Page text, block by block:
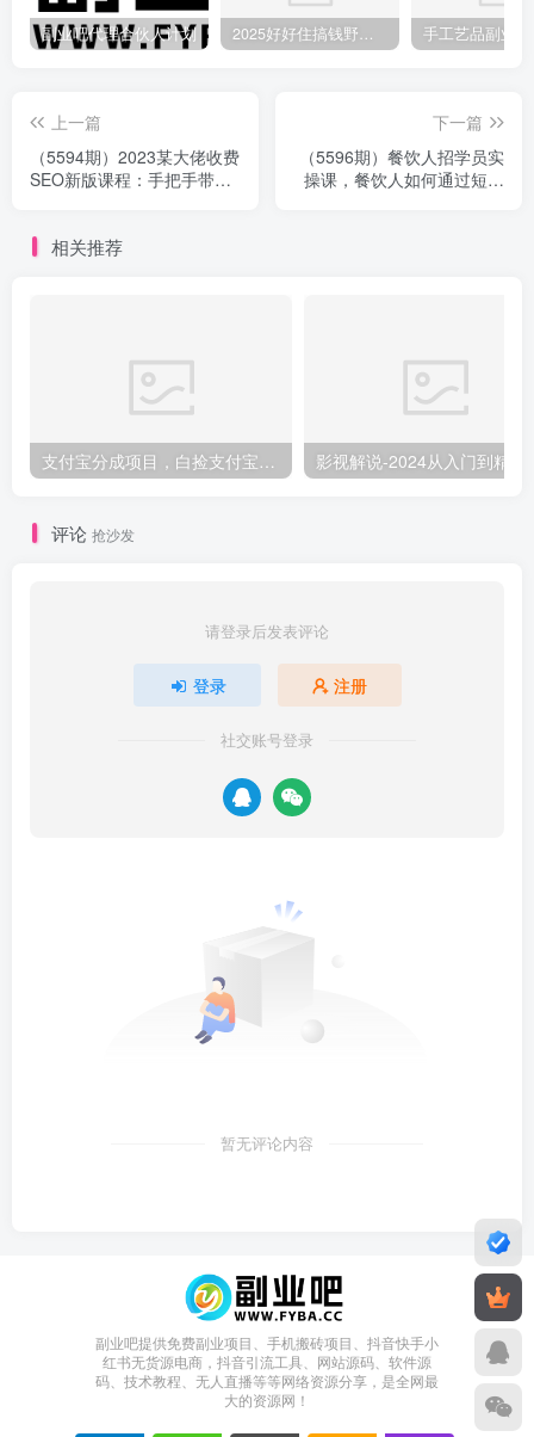
副业吧代理合伙人计划
上一篇
（5594期）2023某大佬收费
SEO新版课程：手把手带你
下一篇
（5596期）餐饮人招学员实
操课，餐饮人如何通过短视
相关推荐
支付宝分成项目，白捡支付宝分成计划，日入300+
评论 抢沙发
请登录后发表评论
登录 注册
社交账号登录
暂无评论内容
副业吧提供免费副业项目、手机搬砖项目、抖音快手小
红书无货源电商，抖音引流工具、网站源码、软件源
码、技术教程、无人直播等等网络资源分享，是全网最
大的资源网！